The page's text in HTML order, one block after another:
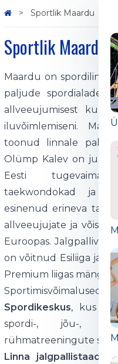
Sportlik Maardu
Sportlik Maardu
Maardu on spordilinn,
paljude
allveeujumisest kuni
iluvõimlemiseni.
toonud linnale palju
Olümp Kalev on juba
Eesti
taekwondokad ja
esinenud erineva
allveeujujate ja
Euroopas.
on võitnud Esiliiga ja
Premium liigas
Sportimisvõimalused
Spordikeskus, kus on
spordi-, jõu-,
rühmatreeningute saal.
Linna jalgpallistaadion